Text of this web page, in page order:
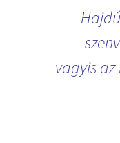
vagyis